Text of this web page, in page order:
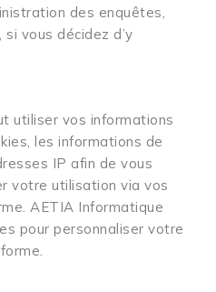
des enquêtes,
vous décidez d’y
utiliser vos informations
les informations de
IP afin de vous
votre utilisation via vos
AETIA Informatique
pour personnaliser votre